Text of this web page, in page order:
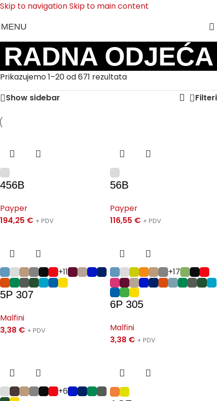
Skip to navigationSkip to main content
MENU
RADNA ODJEĆA
Prikazujemo 1–20 od 671 rezultata
Show sidebar
Filteri
456B
Payper
194,25 € + PDV
56B
Payper
116,55 € + PDV
+11
5P 307
Malfini
3,38 € + PDV
+17
6P 305
Malfini
3,38 € + PDV
+6